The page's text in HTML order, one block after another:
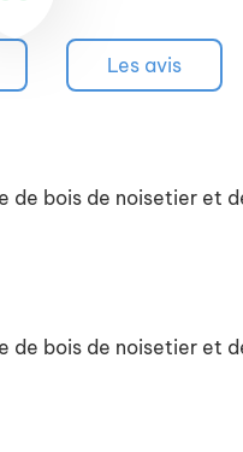
Les avis
de bois de noisetier et
de bois de noisetier et